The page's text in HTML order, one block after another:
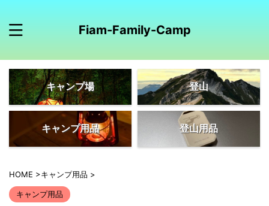
Fiam-Family-Camp
キャンプ場 登山
キャンプ用品 登山用品
HOME >キャンプ用品 >
キャンプ用品